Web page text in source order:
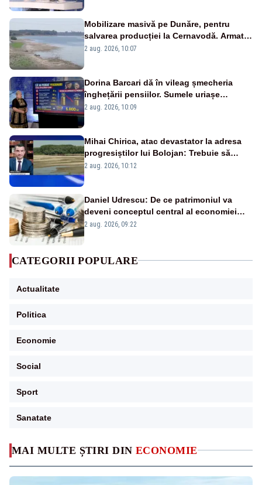
MAI MULTE ȘTIRI DIN ECONOMIE
Mobilizare masivă pe Dunăre, pentru
salvarea producției la Cernavodă. Armata
va detona o stâncă și va devia apa
2 aug. 2026, 10:07
Dorina Barcari dă în vileag șmecheria
înghețării pensiilor. Sumele uriașe
pierdute de fiecare român
2 aug. 2026, 10:09
Mihai Chirica, atac devastator la adresa
progresiștilor lui Bolojan: Trebuie să
protejăm și natura, dar nu șținem omaneii
2 aug. 2026, 10:12
Daniel Udrescu: De ce patrimoniul va
deveni conceptul central al economiei
viitoare?
2 aug. 2026, 09:22
CATEGORII POPULARE
Actualitate
Politica
Economie
Social
Sport
Sanatate